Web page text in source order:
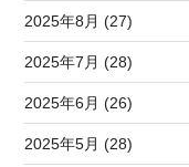
2025年8月 (27)
2025年7月 (28)
2025年6月 (26)
2025年5月 (28)